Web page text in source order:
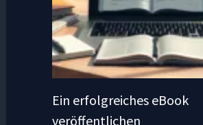
Ein erfolgreiches eBook
veröffentlichen